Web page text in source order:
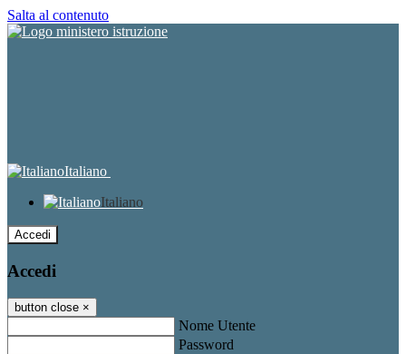
Salta al contenuto
Italiano
Italiano
Accedi
Accedi
button close ×
Nome Utente
Password